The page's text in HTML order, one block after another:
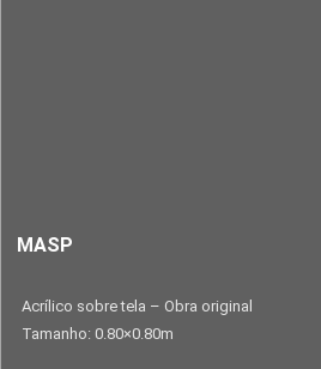
MASP
Acrílico sobre tela – Obra original
Tamanho: 0.80×0.80m